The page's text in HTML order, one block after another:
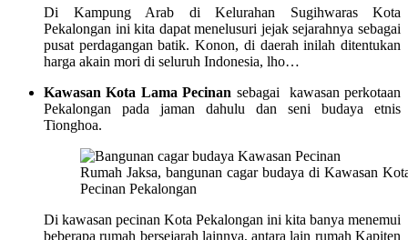
Di Kampung Arab di Kelurahan Sugihwaras Kota
Pekalongan ini kita dapat menelusuri jejak sejarahnya sebagai
pusat perdagangan batik. Konon, di daerah inilah ditentukan
harga akain mori di seluruh Indonesia, lho…
Kawasan Kota Lama Pecinan sebagai kawasan perkotaan
Pekalongan pada jaman dahulu dan seni budaya etnis
Tionghoa.
Rumah Jaksa, bangunan cagar budaya di Kawasan
Pecinan Pekalongan
Di kawasan pecinan Kota Pekalongan ini kita banya menemui
beberapa rumah bersejarah lainnya, antara lain rumah Kapiten